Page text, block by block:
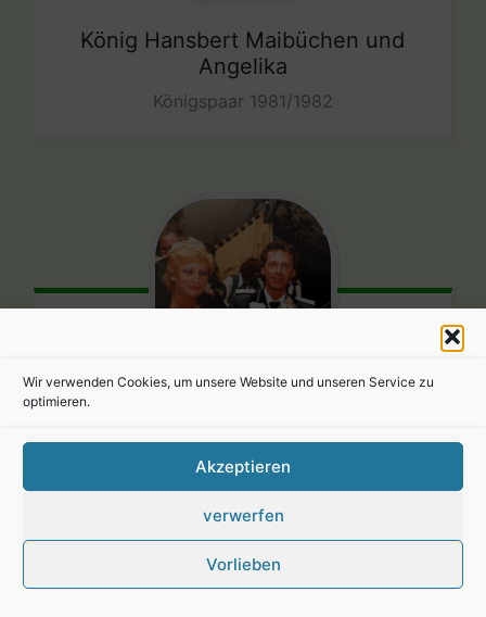
Wir verwenden Cookies, um unsere Website und unseren Service zu
optimieren.
Akzeptieren
verwerfen
Vorlieben
König Hansbert Maibüchen und
Angelika
Königspaar 1981/1982
Kaiserpaar 1980/1981